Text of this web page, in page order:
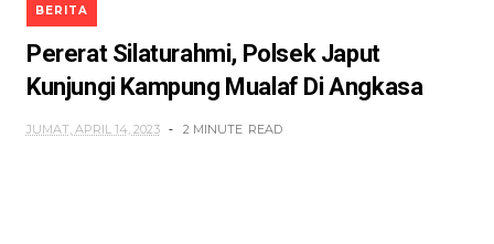
BERITA
Pererat Silaturahmi, Polsek Japut
Kunjungi Kampung Mualaf Di Angkasa
JUMAT, APRIL 14, 2023 2 MINUTE READ